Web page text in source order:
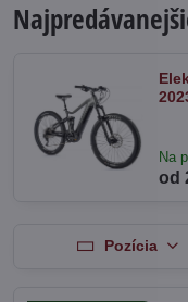
Na
od
Pozícia